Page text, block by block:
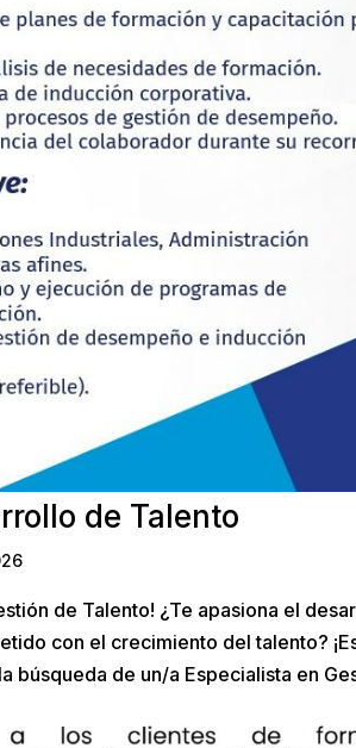
de Talento
de Talento! ¿Te apasiona el
con el crecimiento del talento?
búsqueda de un/a Especialista en